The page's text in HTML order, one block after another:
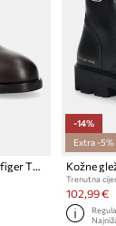
Kožne gležnjače Tommy Hilfiger TH BUCKLE RIDING LEATHER BOOTIE
-14%
Extra -
Trenutna
102,99 €